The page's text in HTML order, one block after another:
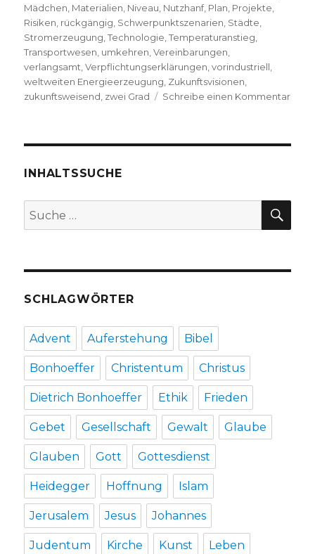
Mädchen Materialien Niveau Nutzhanf, Plan Projekte
Risiken rückgängig Schwerpunktszenarien Städte
Stromerzeugung ,Technologie ,Temperaturanstieg
Transportwesen umkehren ,Vereinbarungen
verlangsamt ,Verpflichtungserklärungen ,vorindustriell
weltweiten Energieerzeugung Zukunftsvisionen
zukunftsweisend zwei Grad Schreibe einen Kommentarzu
2019
INHALTSSUCHE
Suche
nach:
SCHLAGWÖRTER
Advent Auferstehung Bibel
Bonhoeffer Christentum Christus
Dietrich Bonhoeffer Ethik Frieden
Gebet Gesellschaft Gewalt Glaube
Glauben Gott Gottesdienst
Heidegger Hoffnung Islam
Jerusalem Jesus Johannes
Judentum Kirche Kunst Leben